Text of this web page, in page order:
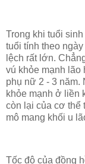
Trong khi tuổi
tuổi tính theo
lệch rất lớn.
vú khỏe mạnh lão
phụ nữ 2 - 3 năm.
khỏe mạnh ở liền
còn lại của cơ thể
mô mang khối u
Tốc độ của đồng